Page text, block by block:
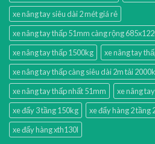
xe nâng tay siêu dài 2 mét giá rẻ
xe nâng tay thấp 51mm càng rộng
xe nâng tay thấp 1500kg
xe nâng tay
xe nâng tay thấp càng siêu dài 2m tải
xe nâng tay thấp nhất 51mm
xe nâng
xe đẩy 3 tầng 150kg
xe đẩy hàng 2 tầng
xe đẩy hàng xth130l